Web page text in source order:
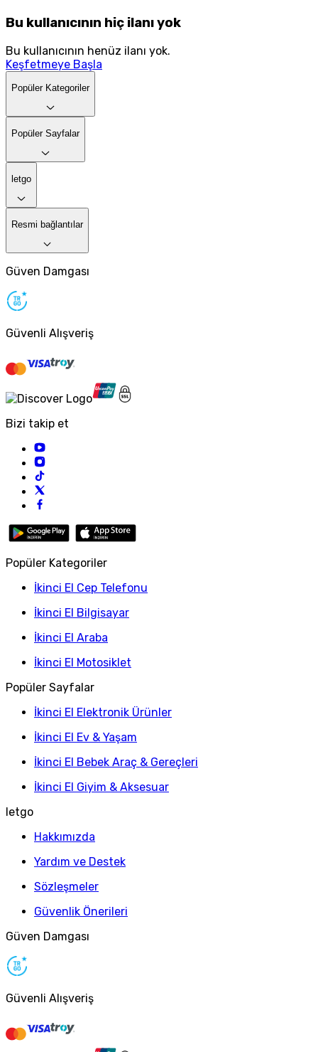
Bu kullanıcının hiç ilanı yok
Bu kullanıcının henüz ilanı yok.
Keşfetmeye Başla
Popüler Kategoriler
Popüler Sayfalar
letgo
Resmi bağlantılar
Güven Damgası
Güvenli Alışveriş
Bizi takip et
Popüler Kategoriler
İkinci El Cep Telefonu
İkinci El Bilgisayar
İkinci El Araba
İkinci El Motosiklet
Popüler Sayfalar
İkinci El Elektronik Ürünler
İkinci El Ev & Yaşam
İkinci El Bebek Araç & Gereçleri
İkinci El Giyim & Aksesuar
letgo
Hakkımızda
Yardım ve Destek
Sözleşmeler
Güvenlik Önerileri
Güven Damgası
Güvenli Alışveriş